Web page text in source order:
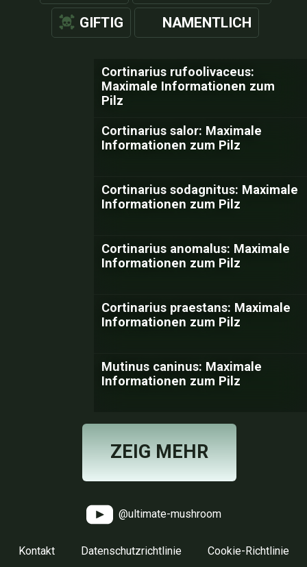
GIFTIG NAMENTLICH
Cortinarius rufoolivaceus:
Maximale Informationen zum
Pilz
Cortinarius salor: Maximale
Informationen zum Pilz
Cortinarius sodagnitus: Maximale
Informationen zum Pilz
Cortinarius anomalus: Maximale
Informationen zum Pilz
Cortinarius praestans: Maximale
Informationen zum Pilz
Mutinus caninus: Maximale
Informationen zum Pilz
ZEIG MEHR
@ultimate-mushroom
Kontakt Datenschutzrichtlinie Cookie-Richtlinie